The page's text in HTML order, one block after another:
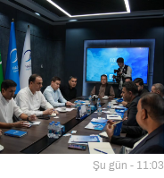
Şu gün - 11:03